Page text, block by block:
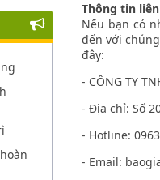
Thông tin
Nếu bạn có
đến với
đây:
- CÔNG TY
- Địa chỉ: Số
- Hotline:
- Email: